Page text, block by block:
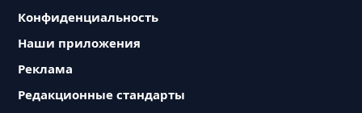
Конфиденциальность
Наши приложения
Реклама
Редакционные стандарты